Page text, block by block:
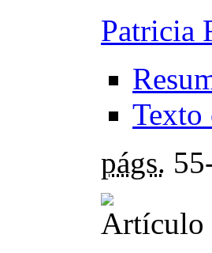
Patricia
Texto
págs.